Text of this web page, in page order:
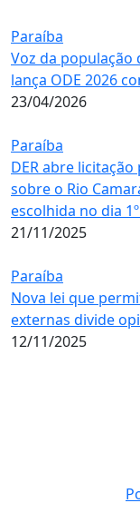
Paraíba
Voz da população
lança ODE 2026
23/04/2026
Paraíba
DER abre
sobre o Rio
escolhida no dia
21/11/2025
Paraíba
Nova lei que
externas divide
12/11/2025